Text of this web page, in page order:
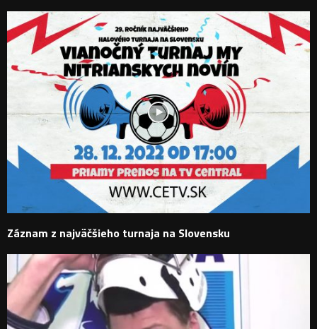
Záznam z najväčšieho turnaja na Slovensku